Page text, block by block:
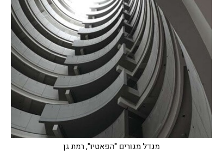
מגדל מגורים "הפאטיו", רמת גן